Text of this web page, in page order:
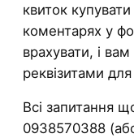
квиток
коментарях у
врахувати, і
реквізитами
Всі запитання
0938570388